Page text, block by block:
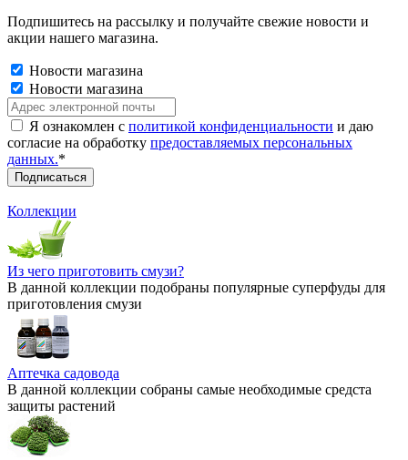
Подпишитесь на рассылку и получайте свежие новости и
акции нашего магазина.
Новости магазина
Новости магазина
Я ознакомлен с политикой конфиденциальности и даю
согласие на обработку предоставляемых персональных
данных.*
Коллекции
Из чего приготовить смузи?
В данной коллекции подобраны популярные суперфуды для
приготовления смузи
Аптечка садовода
В данной коллекции собраны самые необходимые средста
защиты растений